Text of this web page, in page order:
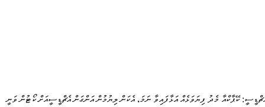
ކޭޕާކްއާ މެދު ފިޔަވަޅެއް އަޅާފައިވާ ނަމަ، އެކަން ލިޔުމުން އަންގަން އެޗްޑީސީއަށް ކޯޓުން ވަނީ